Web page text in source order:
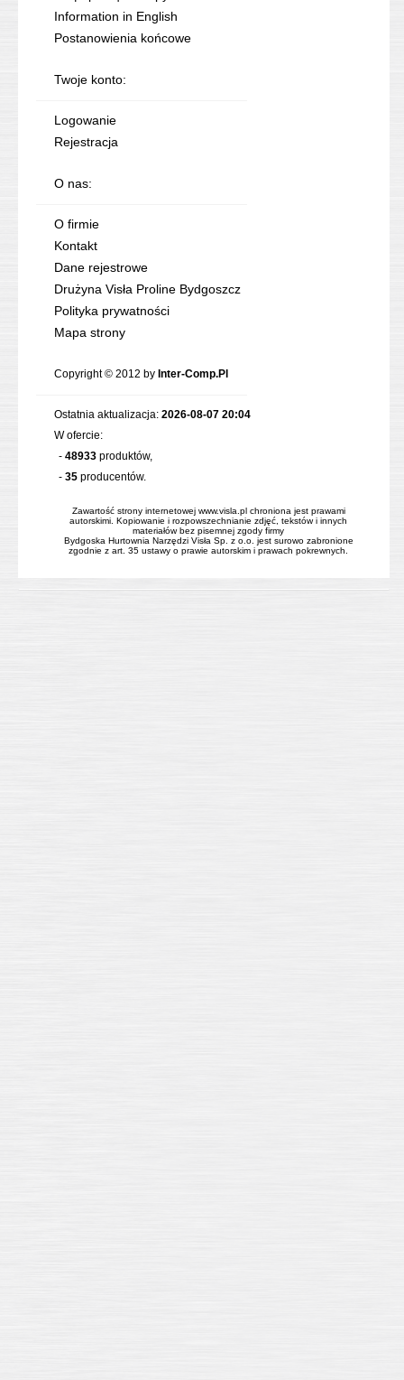
Information in English
Postanowienia końcowe
Twoje konto:
Logowanie
Rejestracja
O nas:
O firmie
Kontakt
Dane rejestrowe
Drużyna Visła Proline Bydgoszcz
Polityka prywatności
Mapa strony
Copyright © 2012 by Inter-Comp.Pl
Ostatnia aktualizacja: 2026-08-07 20:04
W ofercie:
- 48933 produktów,
- 35 producentów.
Zawartość strony internetowej www.visla.pl chroniona jest prawami
autorskimi. Kopiowanie i rozpowszechnianie zdjęć, tekstów i innych
materiałów bez pisemnej zgody firmy
Bydgoska Hurtownia Narzędzi Visła Sp. z o.o. jest surowo zabronione
zgodnie z art. 35 ustawy o prawie autorskim i prawach pokrewnych.